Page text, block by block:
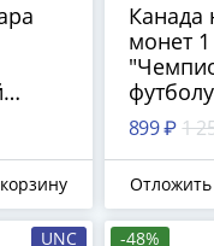
Канада
монет
899 ₽ 1
Отложить
UNC -48%